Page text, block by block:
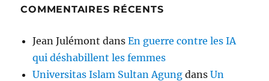
COMMENTAIRES RÉCENTS
Jean Julémont dansEn guerre contre les IA
qui déshabillent les femmes
Universitas Islam Sultan Agung dansUn